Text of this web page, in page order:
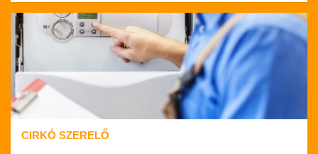
CIRKÓ SZERELŐ